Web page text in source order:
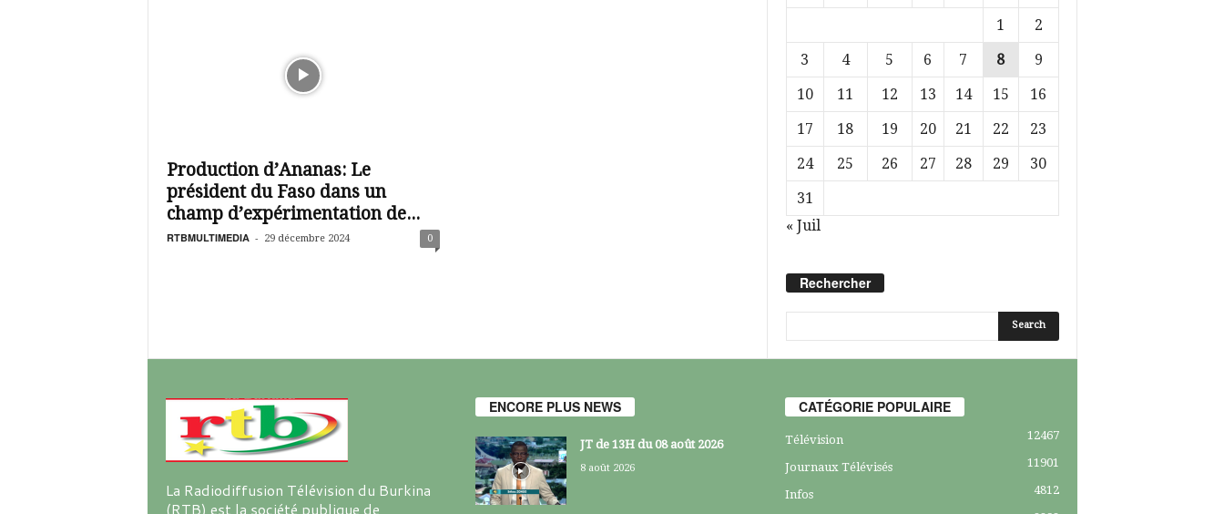
i
Production d’Ananas: Le
président du Faso dans un
champ d’expérimentation de...
RTBMULTIMEDIA - 29 décembre 2024 0
1
2
3
4 5 6 7 8
9
10
11 12 13 14 15
16
17
18 19 20 21 22
23
24
25 26 27 28 29
30
31
« Juil
Rechercher
La Radiodiffusion Télévision du Burkina
(RTB) est la société publique de
ENCORE PLUS NEWS
JT de 13H du 08 août 2026
8 août 2026
CATÉGORIE POPULAIRE
Télévision 12467
Journaux Télévisés 11901
Infos
4812